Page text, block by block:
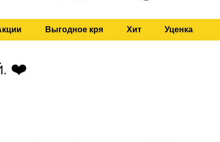
Выгодное кря Хит Уценка
❤️